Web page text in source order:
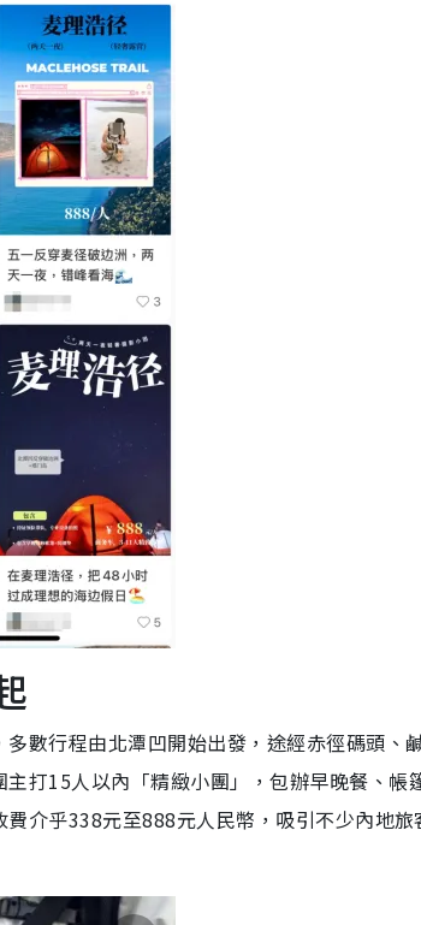
數行程由北潭凹開始出發，途經赤徑碼頭、
打15人以內「精緻小團」，包辦早晚餐、帳
介乎338元至888元人民幣，吸引不少內地旅